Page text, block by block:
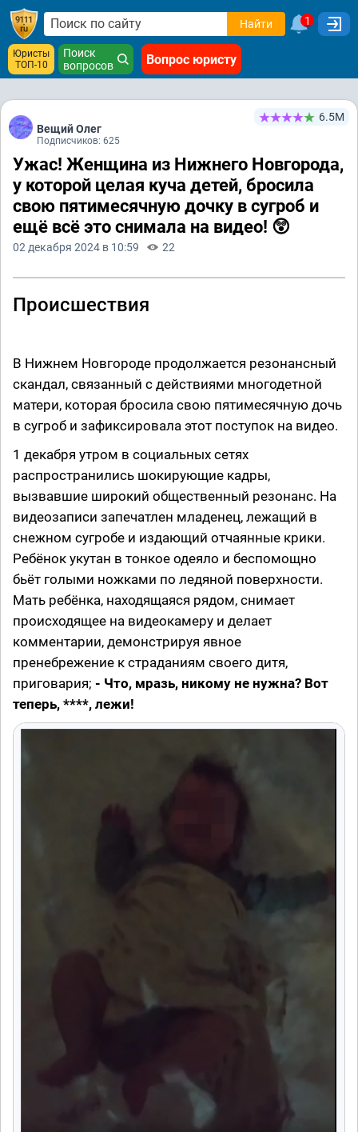
Найти 1
Юристы
ТОП-10
Поиск
вопросов
Вопрос юристу
Вещий Олег
Подписчиков: 625
6.5М
Ужас! Женщина из Нижнего Новгорода,
у которой целая куча детей, бросила
свою пятимесячную дочку в сугроб и
ещё всё это снимала на видео! 😲
02 декабря 2024 в 10:59 22
Происшествия
В Нижнем Новгороде продолжается резонансный
скандал, связанный с действиями многодетной
матери, которая бросила свою пятимесячную дочь
в сугроб и зафиксировала этот поступок на видео.
1 декабря утром в социальных сетях
распространились шокирующие кадры,
вызвавшие широкий общественный резонанс. На
видеозаписи запечатлен младенец, лежащий в
снежном сугробе и издающий отчаянные крики.
Ребёнок укутан в тонкое одеяло и беспомощно
бьёт голыми ножками по ледяной поверхности.
Мать ребёнка, находящаяся рядом, снимает
происходящее на видеокамеру и делает
комментарии, демонстрируя явное
пренебрежение к страданиям своего дитя,
приговария; - Что, мразь, никому не нужна? Вот
теперь, ****, лежи!